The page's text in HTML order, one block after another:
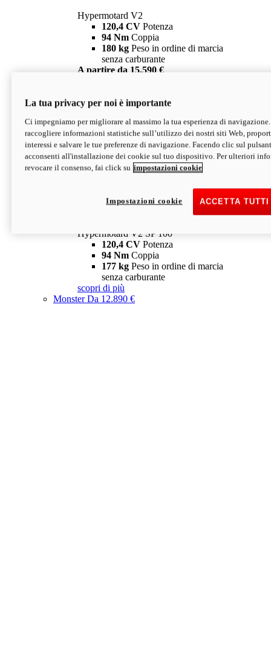
Hypermotard V2
120,4 CV Potenza
94 Nm Coppia
180 kg Peso in ordine di marcia
senza carburante
A partire da 15.590 €
V2 SP
Hypermotard V2 SP
120,4 CVPotenza
94 NmCoppia
177 kgPeso in ordine di marcia
senza carburante
Depotenziata 35 kW: 18.890 € i
configura scopri di più
Hypermotard V2 SP 100
120,4 CV Potenza
94 Nm Coppia
177 kg Peso in ordine di marcia
senza carburante
scopri di più
MonsterDa 12.890 €
La tua privacy per noi è importante
Ci impegniamo per migliorare al massimo la tua esperienza di
raccogliere informazioni statistiche sull’utilizzo dei nostri siti Web,
interessi e salvare le tue preferenze di navigazione. Facendo clic sul
acconsenti all'installazione dei cookie sul tuo dispositivo. Per ulteriori
revocare il consenso, fai click su impostazioni cookie
ACCETTA
Impostazioni cookie